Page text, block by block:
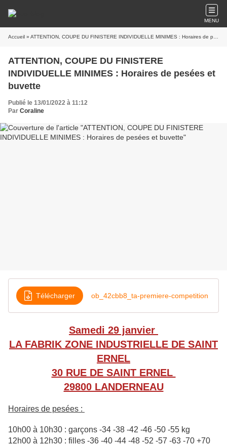
MENU
Accueil » ATTENTION, COUPE DU FINISTERE INDIVIDUELLE MINIMES : Horaires de pesées et buvette
ATTENTION, COUPE DU FINISTERE
INDIVIDUELLE MINIMES : Horaires de pesées et
buvette
Publié le 13/01/2022 à 11:12
Par Coraline
Télécharger ob_42cbb8_ta-premiere-competition
Samedi 29 janvier
LA FABRIK ZONE INDUSTRIELLE DE SAINT
ERNEL
30 RUE DE SAINT ERNEL
29800 LANDERNEAU
Horaires de pesées :
10h00 à 10h30 : garçons -34 -38 -42 -46 -50 -55 kg
12h00 à 12h30 : filles -36 -40 -44 -48 -52 -57 -63 -70 +70